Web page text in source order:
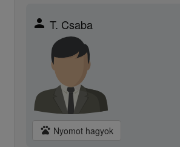
person T. Csaba
pets Nyomot hagyok